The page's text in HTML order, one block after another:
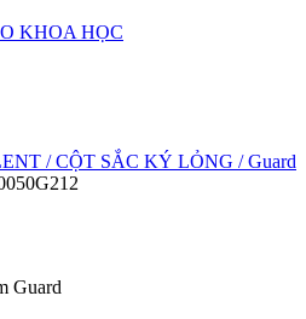
KHOA HỌC
/ CỘT SẮC KÝ LỎNG / Guard
Guard